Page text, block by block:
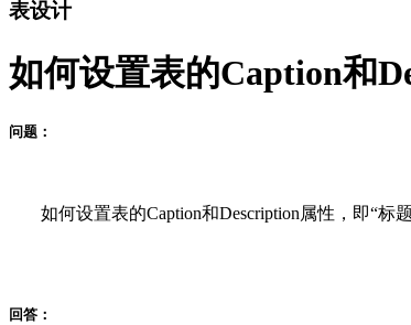
表设计
如何设置表的Caption和
问题：
如何设置表的Caption和Description属性，即“标
回答：